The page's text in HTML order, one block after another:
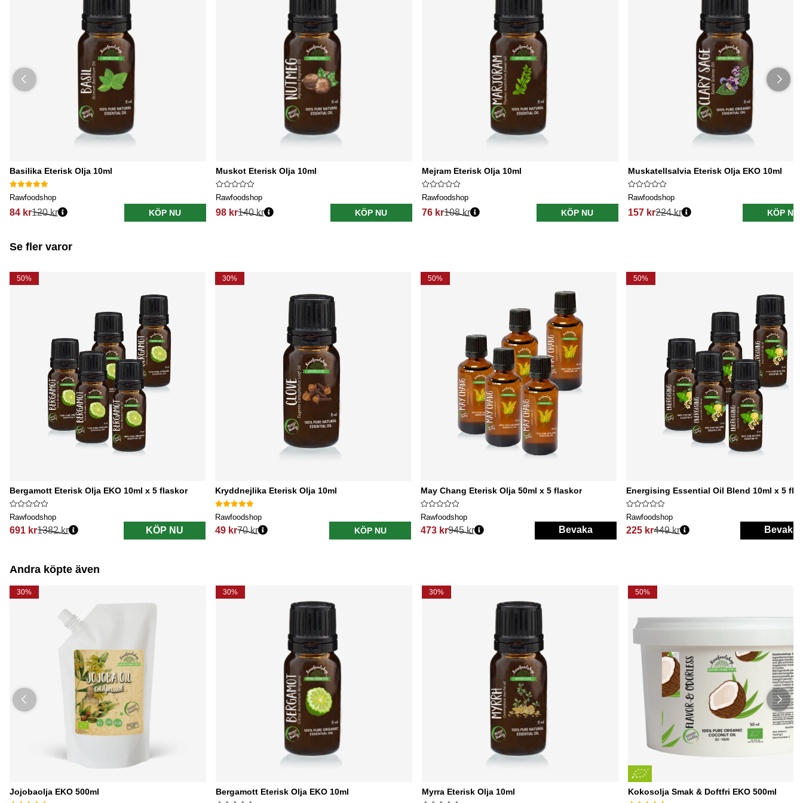
Basilika Eterisk Olja 10ml
Rawfoodshop
84 kr120 kr KÖP NU
Muskot Eterisk Olja 10ml
Rawfoodshop
98 kr140 kr KÖP NU
Mejram Eterisk Olja 10ml
Rawfoodshop
76 kr108 kr KÖP NU
Muskatellsalvia Eterisk Olja EKO 10ml
Rawfoodshop
157 kr224 kr KÖP NU
Se fler varor
50%
Bergamott Eterisk Olja EKO 10ml x 5 flaskor
Rawfoodshop
691 kr
Ordinarie pris:
1382 kr KÖP NU
30%
Kryddnejlika Eterisk Olja 10ml
Rawfoodshop
49 kr
Ordinarie pris:
70 kr KÖP NU
50%
May Chang Eterisk Olja 50ml x 5 flaskor
Rawfoodshop
473 kr
Ordinarie pris:
945 kr Bevaka
50%
Energising Essential Oil Blend 10ml x 5
Rawfoodshop
225 kr
Ordinarie pris:
449 kr Bevaka
Andra köpte även
30%
Jojobaolja EKO 500ml
30%
Bergamott Eterisk Olja EKO 10ml
30%
Myrra Eterisk Olja 10ml
50%
Kokosolja Smak & Doftfri EKO 500ml